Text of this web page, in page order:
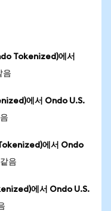
Tokenized)에서
음
에서 Ondo U.S.
에서 Ondo
음
에서 Ondo U.S.